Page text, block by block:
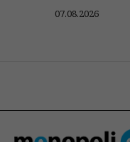
07.08.2026